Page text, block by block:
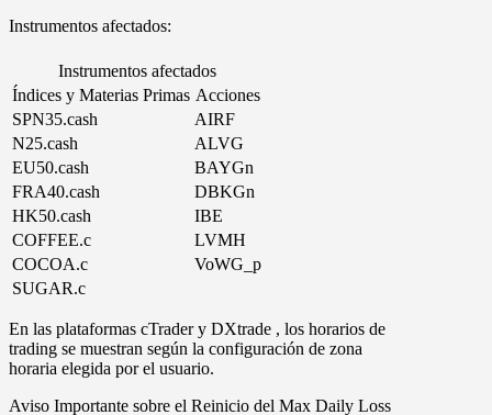
Instrumentos afectados:
Instrumentos afectados
Índices y Materias Primas Acciones
SPN35.cash
AIRF
N25.cash
ALVG
EU50.cash
BAYGn
FRA40.cash
DBKGn
HK50.cash
IBE
COFFEE.c
LVMH
COCOA.c
VoWG_p
SUGAR.c
En las plataformas cTradery DXtrade , los horarios de
trading se muestran según la configuración de zona
horaria elegida por el usuario.
Aviso Importante sobre el Reinicio del Max Daily Loss